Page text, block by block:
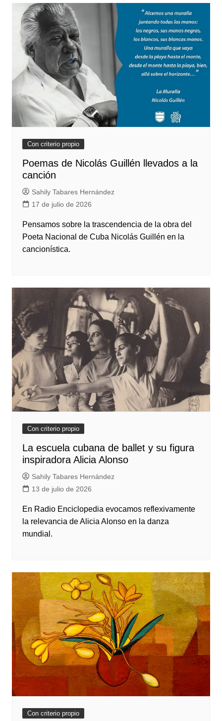
Con criterio propio
Poemas de Nicolás Guillén llevados a la
canción
Sahily Tabares Hernández
17 de julio de 2026
Pensamos sobre la trascendencia de la obra del
Poeta Nacional de Cuba Nicolás Guillén en la
cancionística.
Con criterio propio
La escuela cubana de ballet y su figura
inspiradora Alicia Alonso
Sahily Tabares Hernández
13 de julio de 2026
En Radio Enciclopedia evocamos reflexivamente
la relevancia de Alicia Alonso en la danza
mundial.
Con criterio propio